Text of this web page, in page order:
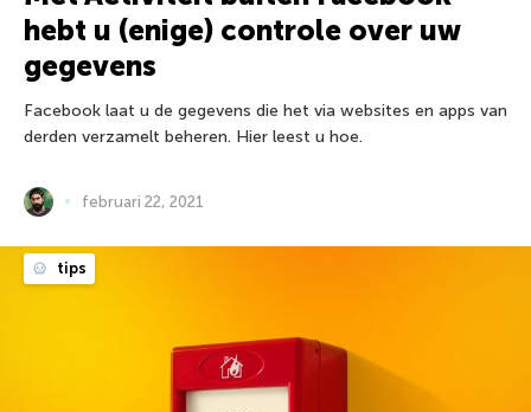
hebt u (enige) controle over uw
gegevens
Facebook laat u de gegevens die het via websites en apps van
derden verzamelt beheren. Hier leest u hoe.
februari 22, 2021
tips